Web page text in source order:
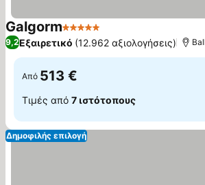
Galgorm5 Αστέρια
9,2Εξαιρετικό (12.962 αξιολογήσεις)
Από 513 €
Τιμές από 7 ιστότοπους
Δημοφιλής επιλογή